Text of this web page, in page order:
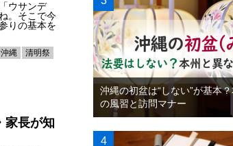
ウサンデ
。そこで今
りの基本を
沖縄 清明祭
家長が知
沖縄の初盆は“しない”が基本
の風習と訪問マナー